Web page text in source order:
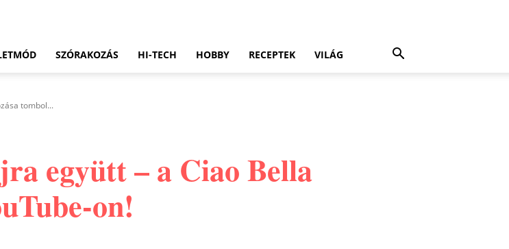
SZÓRAKOZÁS HI-TECH HOBBY RECEPTEK VILÁG
tombol...
együtt – a Ciao Bella
on!